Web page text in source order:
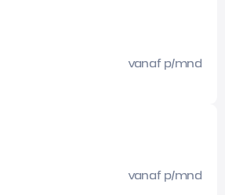
vanaf p/mnd
vanaf p/mnd